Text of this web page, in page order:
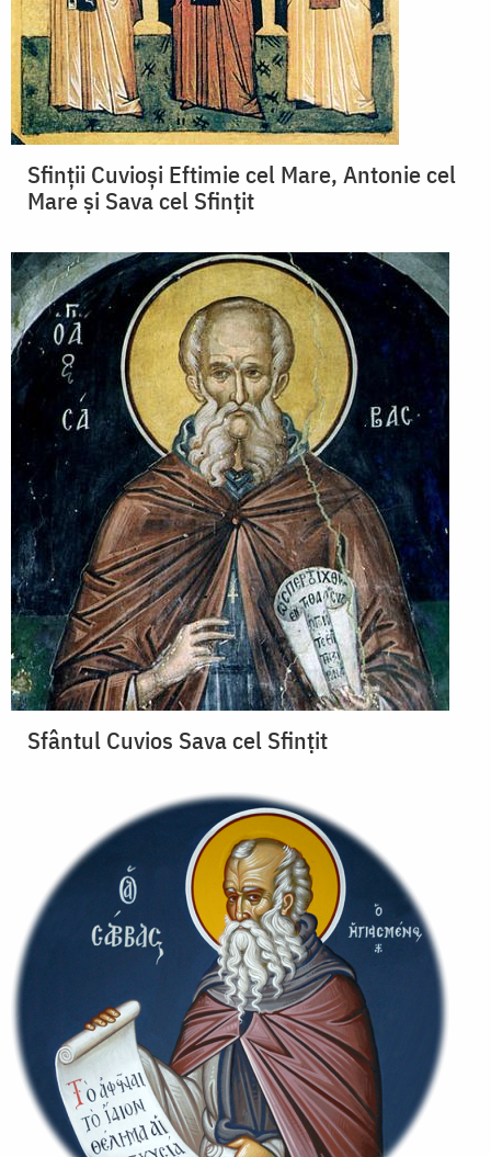
Sfinții Cuvioși Eftimie cel Mare, Antonie cel
Mare și Sava cel Sfințit
Sfântul Cuvios Sava cel Sfințit